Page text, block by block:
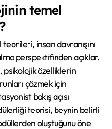
temel
insan davranışını
perspektifinden açıklar.
özelliklerin
çözmek için
bakış açısı
teorisi, beynin belirli
oluştuğunu öne